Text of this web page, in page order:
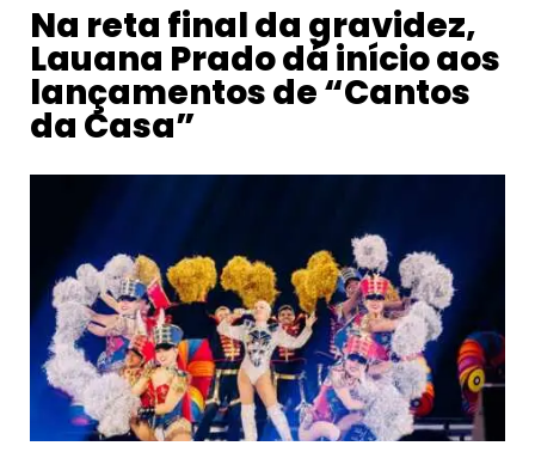
Na reta final da gravidez,
Lauana Prado dá início aos
lançamentos de “Cantos
da Casa”